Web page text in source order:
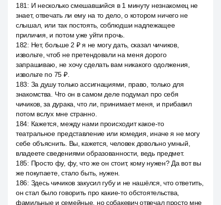
181 : И несколько смешавшийся в 1 минуту незнакомец не
знает, отвечать ли ему на то дело, о котором ничего не
слышал, или так постоять, соблюдши надлежащее
приличия, и потом уже уйти прочь.
182: Нет, больше 2 ₽ я не могу дать, сказал чичиков,
извольте, чтоб не претендовали на меня дорого
запрашиваю, не хочу сделать вам никакого одолжения,
извольте по 75 ₽.
183: За душу только ассигнациями, право, только для
знакомства. Что он в самом деле подумал про себя
чичиков, за дурака, что ли, принимает меня, и прибавил
потом вслух мне странно.
184: Кажется, между нами происходит какое-то
театральное представление или комедия, иначе я не могу
себе объяснить. Вы, кажется, человек довольно умный,
владеете сведениями образованности, ведь предмет.
185: Просто фу, фу, что же он стоит, кому нужен? Да вот вы
же покупаете, стало быть, нужен.
186: Здесь чичиков закусил губу и не нашёлся, что ответить,
он стал было говорить про какие-то обстоятельства,
фамильные и семейные, но собакевич отвечал просто мне